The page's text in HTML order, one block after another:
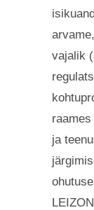
vajalik
ja